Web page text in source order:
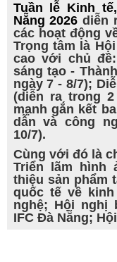
Tuần lễ Kinh
Nẵng 2026 diễn
các hoạt động
Trọng tâm là
cao với chủ
sáng tạo -
ngày 7 - 8/7);
(diễn ra trong
mạnh gắn kết
dẫn và công
10/7).
Cùng với đó là
Triển lãm hình
thiệu sản phẩm
quốc tế về
nghệ; Hội nghị
IFC Đà Nẵng;